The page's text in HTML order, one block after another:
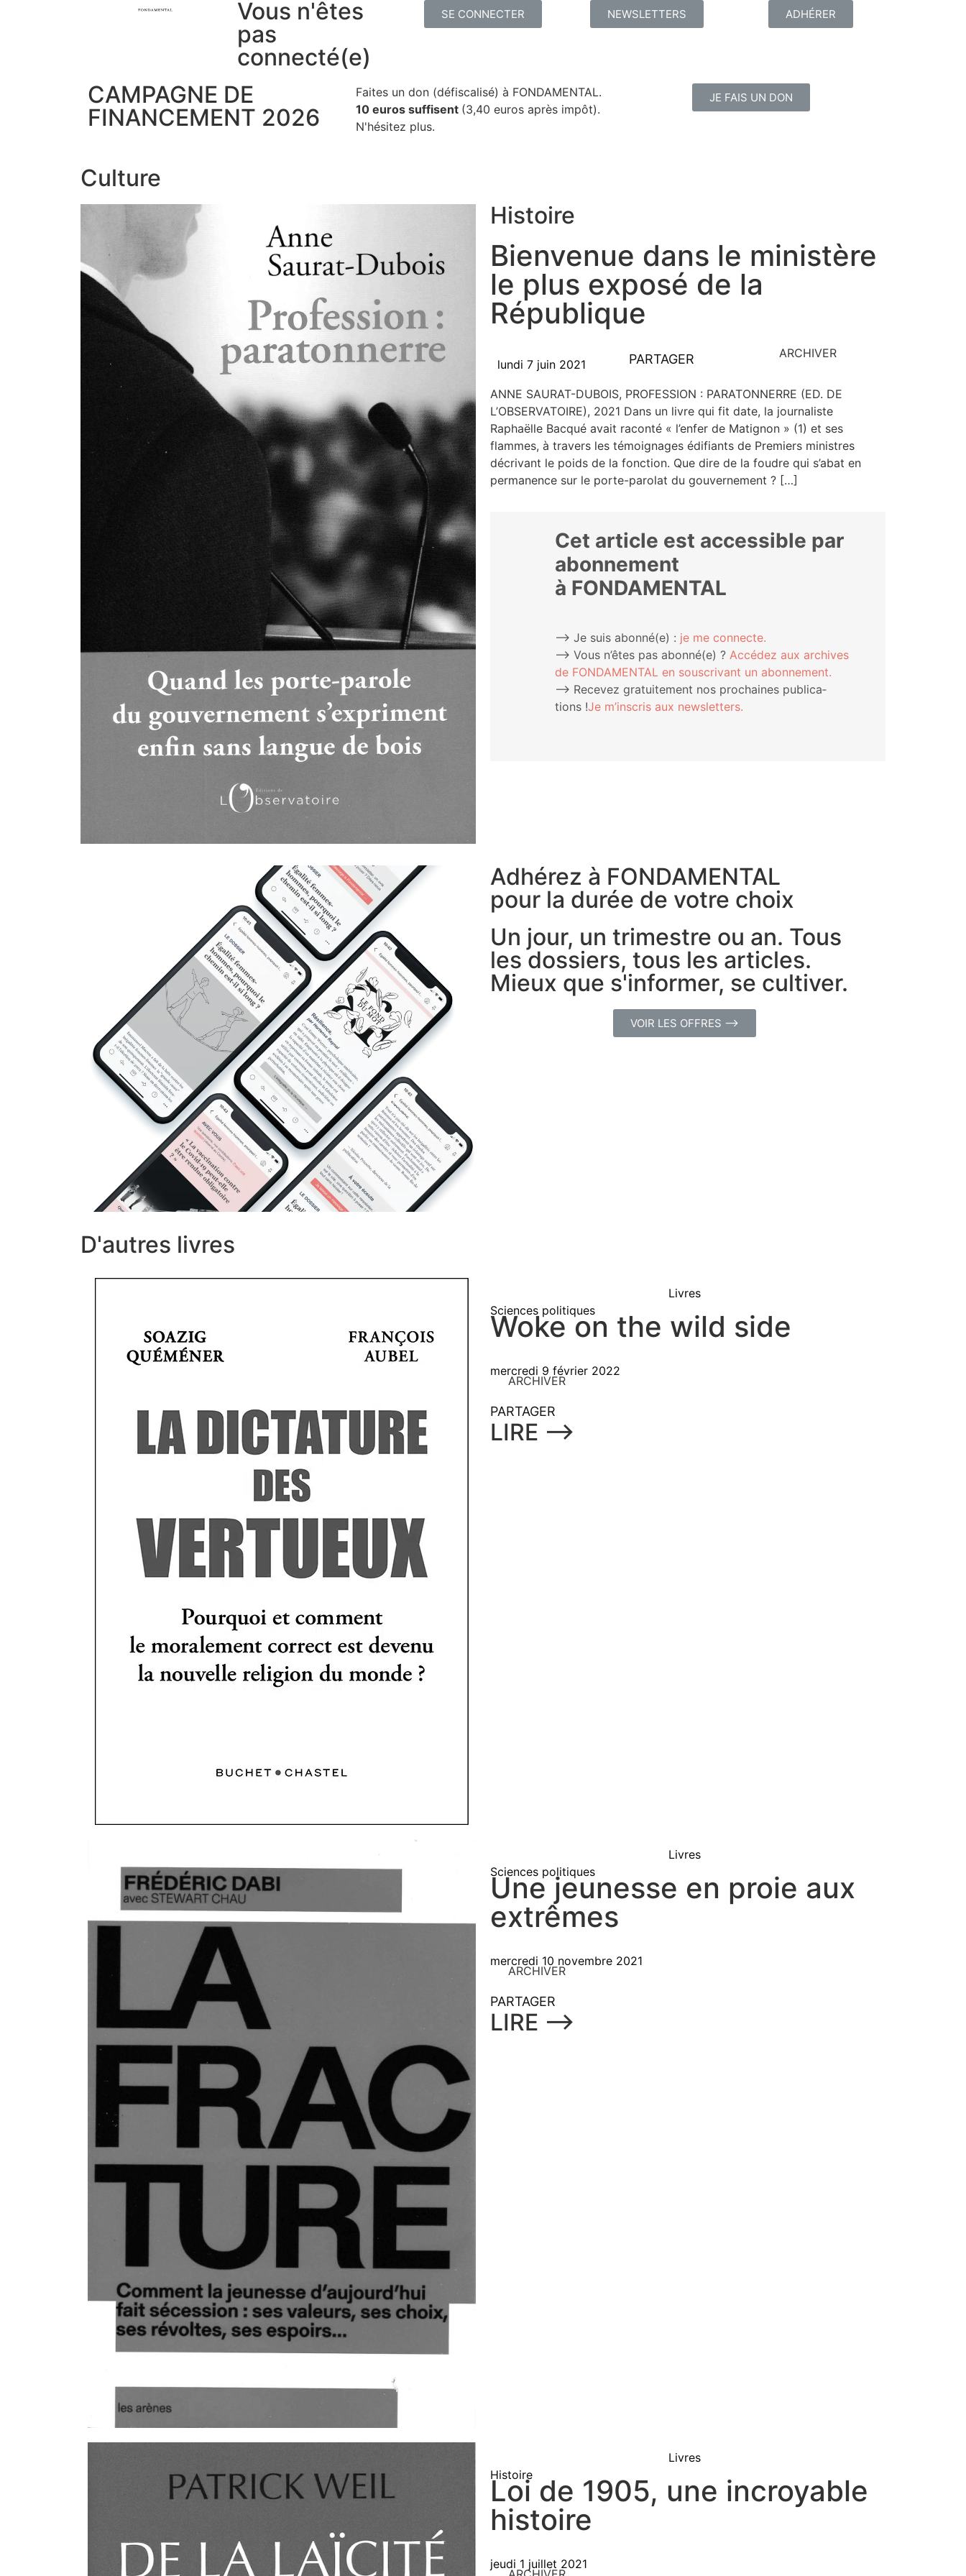
Vous n'êtes
pas
connecté(e)
SE CONNECTER NEWSLETTERS ADHÉRER
CAMPAGNE DE
FINANCEMENT 2026
Faites un don (défiscalisé) à FONDAMENTAL.
10 euros suffisent (3,40 euros après impôt).
N'hésitez plus.
JE FAIS UN DON
Culture
Histoire
Bienvenue dans le ministère
le plus exposé de la
République
lundi 7 juin 2021 PARTAGER ARCHIVER
ANNE SAURAT-DUBOIS, PROFESSION : PARATONNERRE (ED. DE
L’OBSERVATOIRE), 2021 Dans un livre qui fit date, la jour­na­liste
Raphaëlle Bac­qué avait racon­té « l’enfer de Mati­gnon » (1) et ses
flammes, à tra­vers les témoi­gnages édi­fiants de Pre­miers ministres
décri­vant le poids de la fonc­tion. Que dire de la foudre qui s’abat en
per­ma­nence sur le porte-paro­­lat du gouvernement ? […]
Cet article est accessible par
abonnement
à FONDAMENTAL
⟶ Je suis abonné(e) : je me connecte.
⟶ Vous n’êtes pas abonné(e) ? Accé­dez aux archives
de FONDAMENTAL en sous­cri­vant un abonnement.
⟶ Rece­vez gra­tui­te­ment nos pro­chaines publi­ca­
tions !Je m’ins­cris aux newsletters.
Adhérez à FONDAMENTAL
pour la durée de votre choix
Un jour, un trimestre ou an. Tous
les dossiers, tous les articles.
Mieux que s'informer, se cultiver.
VOIR LES OFFRES ⟶
D'autres livres
Livres
Sciences politiques
Woke on the wild side
mercredi 9 février 2022
ARCHIVER
PARTAGER
LIRE ⟶
Livres
Sciences politiques
Une jeunesse en proie aux
extrêmes
mercredi 10 novembre 2021
ARCHIVER
PARTAGER
LIRE ⟶
Livres
Histoire
Loi de 1905, une incroyable
histoire
jeudi 1 juillet 2021